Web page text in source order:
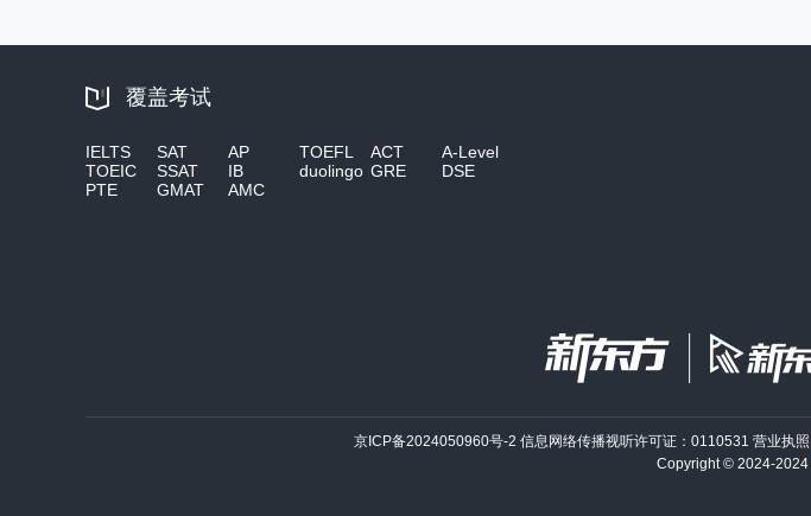
覆盖考试
IELTS SAT AP TOEFL ACT
A-Level
TOEIC
SSAT IB duolingo GRE
DSE
PTE
GMAT AMC
京ICP备2024050960号-2 信息网络传播视听许可证：0110531 营业执照
Copyright © 2024-2024